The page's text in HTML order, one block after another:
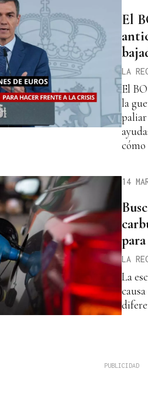
El
LA
El
la
cómo
14
LA
La